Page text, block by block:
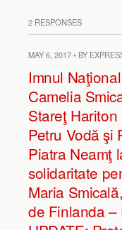
2 RESPONSES
MAY 6, 2017 • BY
Imnul
Camelia
Stareţ
Petru Vodă şi
Piatra Neamţ
solidaritate
Maria
de Finlanda –